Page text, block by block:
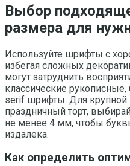
Выбор
размера для
Используйте шрифты с
избегая сложных
могут затруднить
классические рукописные,
serif шрифты. Для крупной
праздничный торт,
не менее 4 мм, чтобы
издалека.
Как определить